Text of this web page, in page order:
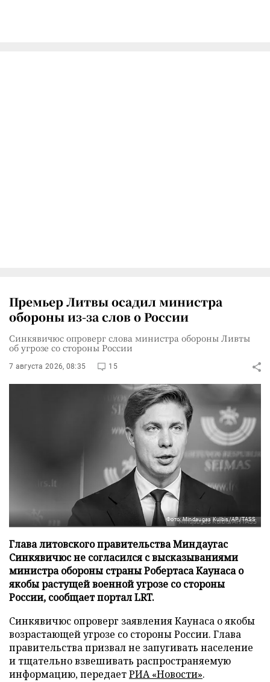
Премьер Литвы осадил министра
обороны из-за слов о России
Синкявичюс опроверг слова министра обороны Ливты
об угрозе со стороны России
7 августа 2026, 08:35 15
Фото: Mindaugas Kulbis/AP/TASS
Глава литовского правительства Миндаугас
Синкявичюс не согласился с высказываниями
министра обороны страны Робертаса Каунаса о
якобы растущей военной угрозе со стороны
России, сообщает портал LRT.
Синкявичюс опроверг заявления Каунаса о якобы
возрастающей угрозе со стороны России. Глава
правительства призвал не запугивать население
и тщательно взвешивать распространяемую
информацию, передаетРИА «Новости».